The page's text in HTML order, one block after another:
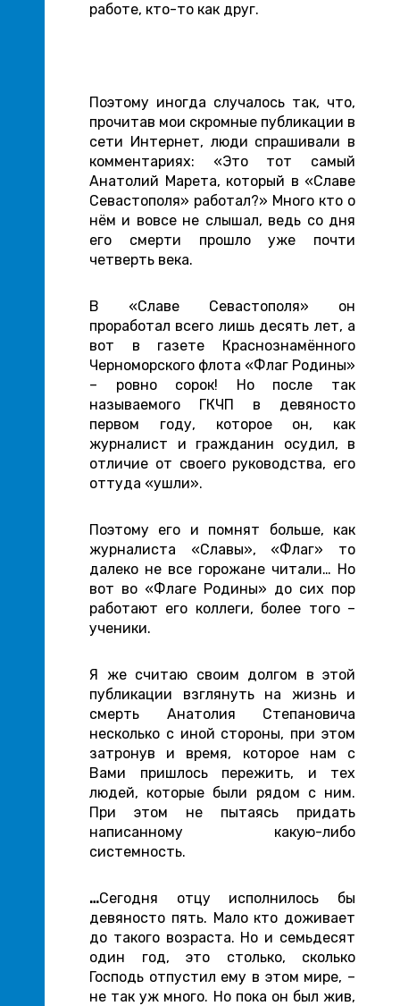
работе, кто-то как друг.
Поэтому иногда случалось так, что,
прочитав мои скромные публикации в
сети Интернет, люди спрашивали в
комментариях: «Это тот самый
Анатолий Марета, который в «Славе
Севастополя» работал?» Много кто о
нём и вовсе не слышал, ведь со дня
его смерти прошло уже почти
четверть века.
В «Славе Севастополя» он
проработал всего лишь десять лет, а
вот в газете Краснознамённого
Черноморского флота «Флаг Родины»
– ровно сорок! Но после так
называемого ГКЧП в девяносто
первом году, которое он, как
журналист и гражданин осудил, в
отличие от своего руководства, его
оттуда «ушли».
Поэтому его и помнят больше, как
журналиста «Славы», «Флаг» то
далеко не все горожане читали… Но
вот во «Флаге Родины» до сих пор
работают его коллеги, более того –
ученики.
Я же считаю своим долгом в этой
публикации взглянуть на жизнь и
смерть Анатолия Степановича
несколько с иной стороны, при этом
затронув и время, которое нам с
Вами пришлось пережить, и тех
людей, которые были рядом с ним.
При этом не пытаясь придать
написанному какую-либо
системность.
…Сегодня отцу исполнилось бы
девяносто пять. Мало кто доживает
до такого возраста. Но и семьдесят
один год, это столько, сколько
Господь отпустил ему в этом мире, –
не так уж много. Но пока он был жив,